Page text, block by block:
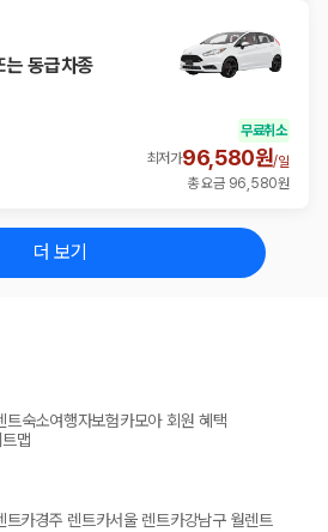
는 동급차종
무료취소
최저가96,580원/일
총 요금 96,580원
더 보기
트숙소여행자보험카모아 회원 혜택
맵
트카경주 렌트카서울 렌트카강남구 월렌트